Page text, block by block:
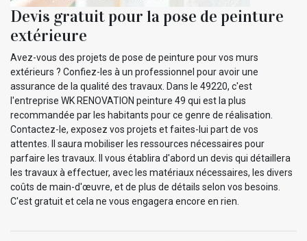
Devis gratuit pour la pose de peinture
extérieure
Avez-vous des projets de pose de peinture pour vos murs
extérieurs ? Confiez-les à un professionnel pour avoir une
assurance de la qualité des travaux. Dans le 49220, c'est
l'entreprise WK RENOVATION peinture 49 qui est la plus
recommandée par les habitants pour ce genre de réalisation.
Contactez-le, exposez vos projets et faites-lui part de vos
attentes. Il saura mobiliser les ressources nécessaires pour
parfaire les travaux. Il vous établira d'abord un devis qui détaillera
les travaux à effectuer, avec les matériaux nécessaires, les divers
coûts de main-d'œuvre, et de plus de détails selon vos besoins.
C'est gratuit et cela ne vous engagera encore en rien.